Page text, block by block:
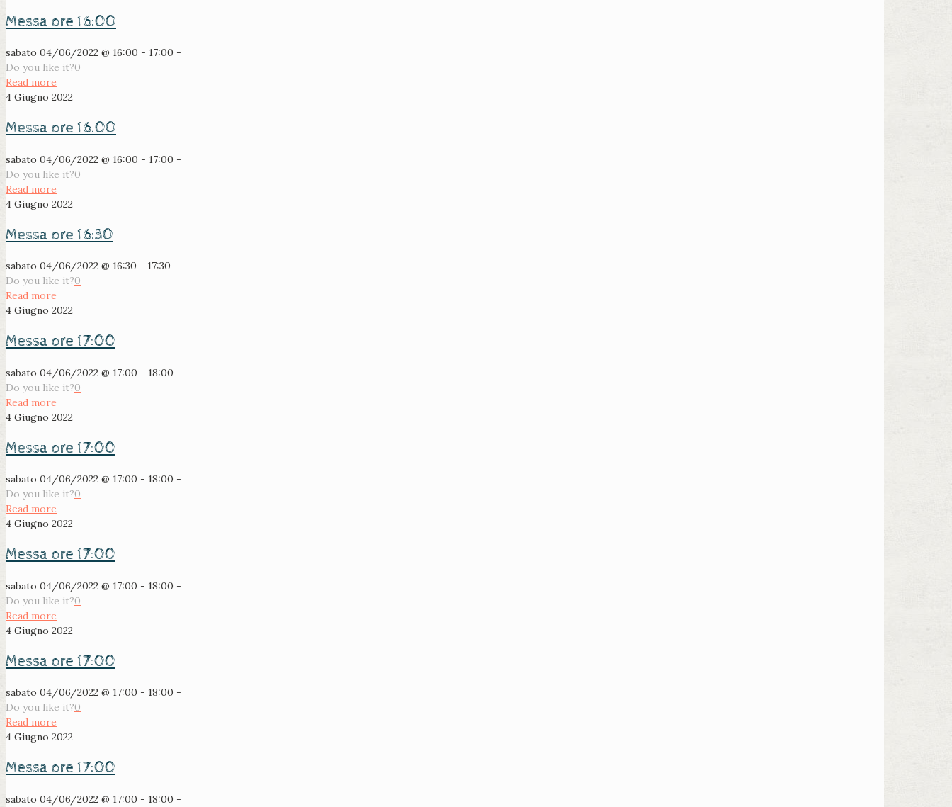
Messa ore 16:00
sabato 04/06/2022 @ 16:00 - 17:00 -
Do you like it?0
Read more
4 Giugno 2022
Messa ore 16.00
sabato 04/06/2022 @ 16:00 - 17:00 -
Do you like it?0
Read more
4 Giugno 2022
Messa ore 16:30
sabato 04/06/2022 @ 16:30 - 17:30 -
Do you like it?0
Read more
4 Giugno 2022
Messa ore 17:00
sabato 04/06/2022 @ 17:00 - 18:00 -
Do you like it?0
Read more
4 Giugno 2022
Messa ore 17:00
sabato 04/06/2022 @ 17:00 - 18:00 -
Do you like it?0
Read more
4 Giugno 2022
Messa ore 17:00
sabato 04/06/2022 @ 17:00 - 18:00 -
Do you like it?0
Read more
4 Giugno 2022
Messa ore 17:00
sabato 04/06/2022 @ 17:00 - 18:00 -
Do you like it?0
Read more
4 Giugno 2022
Messa ore 17:00
sabato 04/06/2022 @ 17:00 - 18:00 -